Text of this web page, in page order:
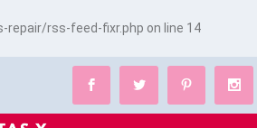
rss-feed-fixr.php on line 14